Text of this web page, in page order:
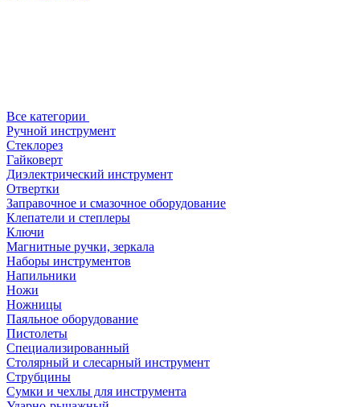
Все категории
Ручной инструмент
Стеклорез
Гайковерт
Диэлектрический инструмент
Отвертки
Заправочное и смазочное оборудование
Клепатели и степлеры
Ключи
Магнитные ручки, зеркала
Наборы инструментов
Напильники
Ножи
Ножницы
Паяльное оборудование
Пистолеты
Специализированный
Столярный и слесарный инструмент
Струбцины
Сумки и чехлы для инструмента